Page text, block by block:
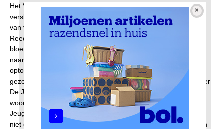
Het Volk (dagblad voor de arbeiderspartij) van 2 mei 1928 doet
verslag van de 1-mei bijeenkomst in het Volewijckpark. ‘Reeds
van verre wenkten de vroolijk-wapperende roode wimpels.
Reeds vroeg in de morgen trokken, mèt fleurige
bloemenkransen in het haar, de kinderen van ‘De Kleine Stem’
naar de pont, om de muziekvereeniging af te halen. Toen in
optocht met zang en muziek naar het park, waar spoedig een
gezellige en feestelijke drukte heerschte. De afdeelingsvoorzitter
De Jong opende de bijeenkomst met enkele toepasselijke
woorden en daarna was het woord aan de A. J. C. (Arbeiders
Jeugd Central, DdS). Zang en dans, waarbij de ouderen zich
niet onbetuigd lieten, wisselden elkander af en voor men er aan